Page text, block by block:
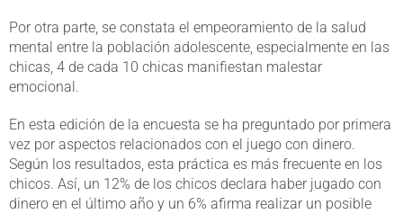
Por otra parte, se constata el empeoramiento de la salud
mental entre la población adolescente, especialmente en las
chicas, 4 de cada 10 chicas manifiestan malestar
emocional.
En esta edición de la encuesta se ha preguntado por primera
vez por aspectos relacionados con el juego con dinero.
Según los resultados, esta práctica es más frecuente en los
chicos. Así, un 12% de los chicos declara haber jugado con
dinero en el último año y un 6% afirma realizar un posible